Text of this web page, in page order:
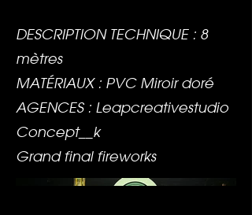
DESCRIPTION TECHNIQUE : 8
mètres
MATÉRIAUX : PVC Miroir doré
AGENCES : Leapcreativestudio
Concept__k
Grand final fireworks